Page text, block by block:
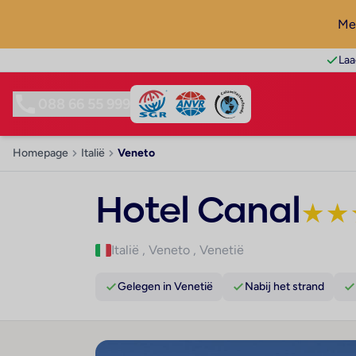
Homepage Italië Veneto
Hotel Canal★★
Italië , Veneto , Venetië
Gelegen in Venetië Nabij het strand